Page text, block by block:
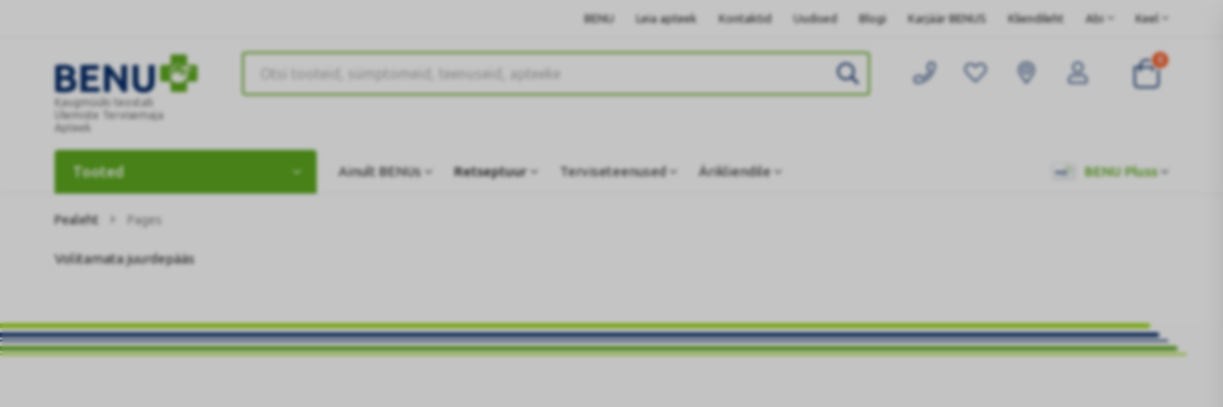
BENU Leia apteek Kontaktid Uudised Blogi Karjäär BENUS Kliendileht Abi Keel
Kaugmüüki teostab
Ülemiste Tervisemaja
Apteek
Tooted Ainult BENUs Retseptuur Terviseteenused Ärikliendile BENU Pluss
Pealeht Pages
Volitamata juurdepääs